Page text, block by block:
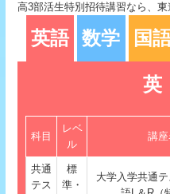
高3部活生特別招待講習なら、
英語 数学 国
科目
レベ
ル
講座
共通
テス
標
準・
大学入学共通